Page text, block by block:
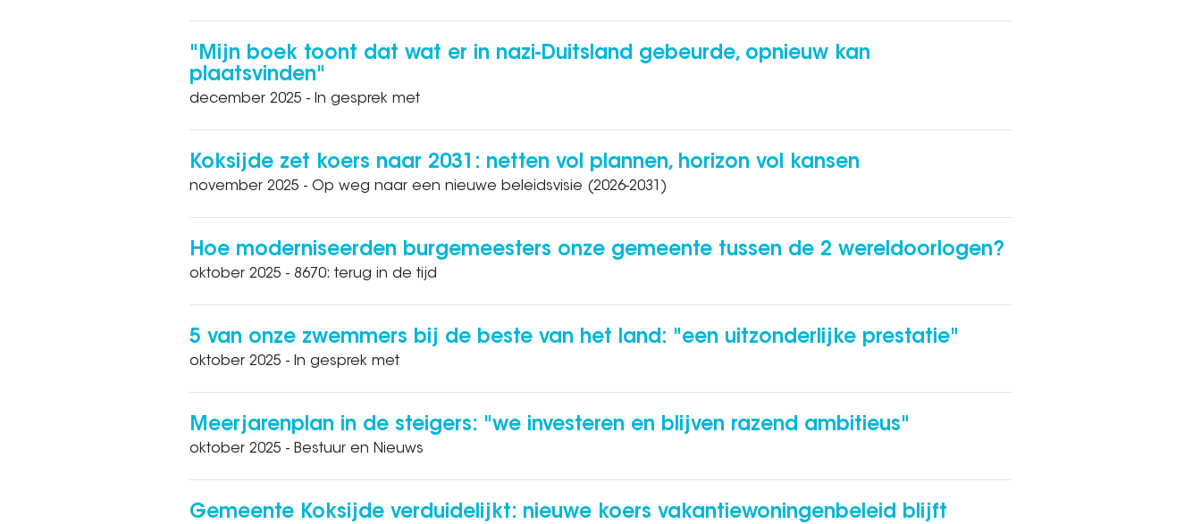
"Mijn boek toont dat wat er in nazi-Duitsland gebeurde, opnieuw kan
plaatsvinden"
december 2025 - In gesprek met
Koksijde zet koers naar 2031: netten vol plannen, horizon vol kansen
november 2025 - Op weg naar een nieuwe beleidsvisie (2026-2031)
Hoe moderniseerden burgemeesters onze gemeente tussen de 2 wereldoorlogen?
oktober 2025 - 8670: terug in de tijd
5 van onze zwemmers bij de beste van het land: "een uitzonderlijke prestatie"
oktober 2025 - In gesprek met
Meerjarenplan in de steigers: "we investeren en blijven razend ambitieus"
oktober 2025 - Bestuur en Nieuws
Gemeente Koksijde verduidelijkt: nieuwe koers vakantiewoningenbeleid blijft